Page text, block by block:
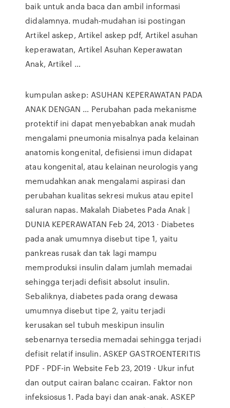
baik untuk anda baca dan ambil informasi
didalamnya. mudah-mudahan isi postingan
Artikel askep, Artikel askep pdf, Artikel asuhan
keperawatan, Artikel Asuhan Keperawatan
Anak, Artikel …
kumpulan askep: ASUHAN KEPERAWATAN PADA
ANAK DENGAN … Perubahan pada mekanisme
protektif ini dapat menyebabkan anak mudah
mengalami pneumonia misalnya pada kelainan
anatomis kongenital, defisiensi imun didapat
atau kongenital, atau kelainan neurologis yang
memudahkan anak mengalami aspirasi dan
perubahan kualitas sekresi mukus atau epitel
saluran napas. Makalah Diabetes Pada Anak |
DUNIA KEPERAWATAN Feb 24, 2013 · Diabetes
pada anak umumnya disebut tipe 1, yaitu
pankreas rusak dan tak lagi mampu
memproduksi insulin dalam jumlah memadai
sehingga terjadi defisit absolut insulin.
Sebaliknya, diabetes pada orang dewasa
umumnya disebut tipe 2, yaitu terjadi
kerusakan sel tubuh meskipun insulin
sebenarnya tersedia memadai sehingga terjadi
defisit relatif insulin. ASKEP GASTROENTERITIS
PDF - PDF-in Website Feb 23, 2019 · Ukur infut
dan output cairan balanc ccairan. Faktor non
infeksiosus 1. Pada bayi dan anak-anak. ASKEP